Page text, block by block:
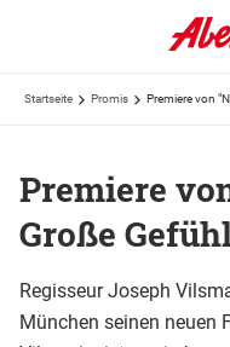
Startseite Promis Premiere von
Premiere
Große
Regisseur Joseph
München seinen neuen